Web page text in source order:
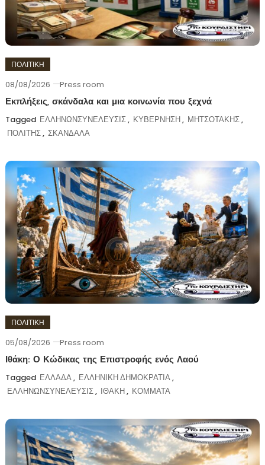
ΠΟΛΙΤΙΚΗ
08/08/2026 Press room
Εκπλήξεις, σκάνδαλα και μια κοινωνία που ξεχνά
Tagged ΕΛΛΗΝΩΝΣΥΝΕΛΕΥΣΙΣ, ΚΥΒΕΡΝΗΣΗ, ΜΗΤΣΟΤΑΚΗΣ,
ΠΟΛΙΤΗΣ, ΣΚΑΝΔΑΛΑ
ΠΟΛΙΤΙΚΗ
05/08/2026 Press room
Ιθάκη: Ο Κώδικας της Επιστροφής ενός Λαού
Tagged ΕΛΛΑΔΑ, ΕΛΛΗΝΙΚΗ ΔΗΜΟΚΡΑΤΙΑ,
ΕΛΛΗΝΩΝΣΥΝΕΛΕΥΣΙΣ, ΙΘΑΚΗ, ΚΟΜΜΑΤΑ